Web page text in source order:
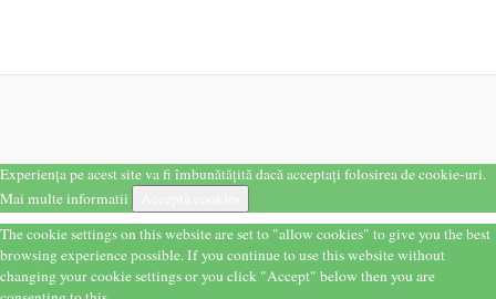
Experiența pe acest site va fi îmbunătățită dacă acceptați folosirea de cookie-uri.
Mai multe informatii
The cookie settings on this website are set to "allow cookies" to give you the best
browsing experience possible. If you continue to use this website without
changing your cookie settings or you click "Accept" below then you are